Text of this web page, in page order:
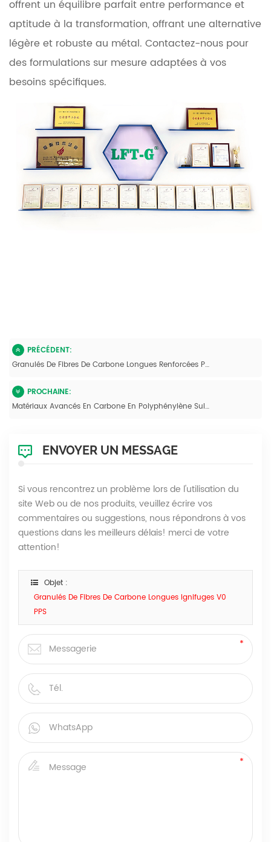
offrent un équilibre parfait entre performance et
aptitude à la transformation, offrant une alternative
légère et robuste au métal. Contactez-nous pour
des formulations sur mesure adaptées à vos
besoins spécifiques.
PRÉCÉDENT:
Granulés De Fibres De Carbone Longues Renforcées PPS Pour Applications Très Exigeantes
PROCHAINE:
Matériaux Avancés En Carbone En Polyphénylène Sulfure De Résine Longue Fibre De Carbone Boulettes Renforcées En Fibre De Carbone
ENVOYER UN MESSAGE
Si vous rencontrez un problème lors de l'utilisation du
site Web ou de nos produits, veuillez écrire vos
commentaires ou suggestions, nous répondrons à vos
questions dans les meilleurs délais! merci de votre
attention!
Objet :
Granulés De Fibres De Carbone Longues Ignifuges V0
PPS